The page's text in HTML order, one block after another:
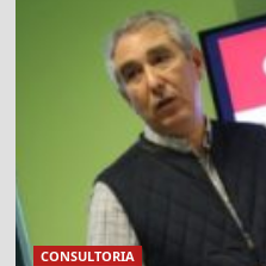
CONSULTORIA